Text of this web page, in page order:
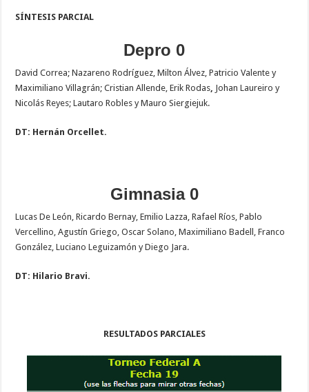
SÍNTESIS PARCIAL
Depro 0
David Correa; Nazareno Rodríguez, Milton Álvez, Patricio Valente y
Maximiliano Villagrán; Cristian Allende, Erik Rodas Johan Laureiro y
Nicolás Reyes; Lautaro Robles y Mauro Siergiejuk.
DT: Hernán Orcellet.
Gimnasia 0
Lucas De León, Ricardo Bernay, Emilio Lazza, Rafael Ríos, Pablo
Vercellino, Agustín Griego, Oscar Solano, Maximiliano Badell, Franco
González, Luciano Leguizamón y Diego Jara.
DT: Hilario Bravi.
RESULTADOS PARCIALES